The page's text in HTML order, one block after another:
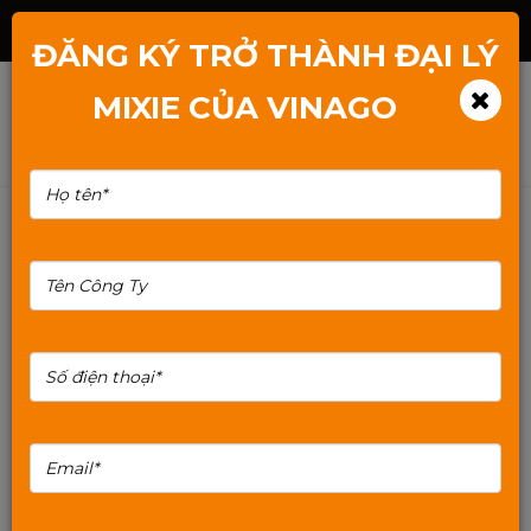
Trung Quốc ra mắt CPU x86 96 nhân
EPYC và Intel Xeon
ĐĂNG KÝ TRỞ THÀNH ĐẠI LÝ
MIXIE CỦA VINAGO